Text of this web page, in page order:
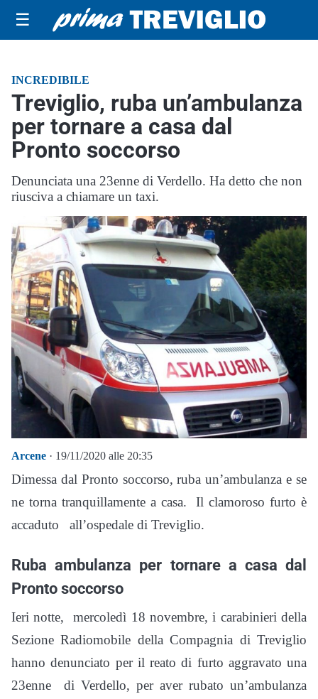
☰
INCREDIBILE
Treviglio, ruba un’ambulanza
per tornare a casa dal
Pronto soccorso
Denunciata una 23enne di Verdello. Ha detto che non
riusciva a chiamare un taxi.
Arcene · 19/11/2020 alle 20:35
Dimessa dal Pronto soccorso, ruba un’ambulanza e se
ne torna tranquillamente a casa. Il clamoroso furto è
accaduto all’ospedale di Treviglio.
Ruba ambulanza per tornare a casa dal
Pronto soccorso
Ieri notte, mercoledì 18 novembre, i carabinieri della
Sezione Radiomobile della Compagnia di Treviglio
hanno denunciato per il reato di furto aggravato una
23enne di Verdello, per aver rubato un’ambulanza